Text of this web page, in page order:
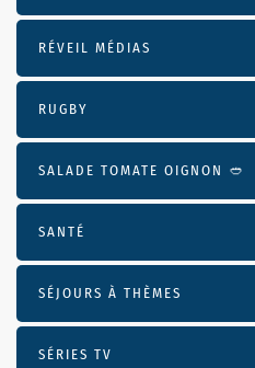
RÉVEIL MÉDIAS
RUGBY
SALADE TOMATE OIGNON 🥙
SANTÉ
SÉJOURS À THÈMES
SÉRIES TV